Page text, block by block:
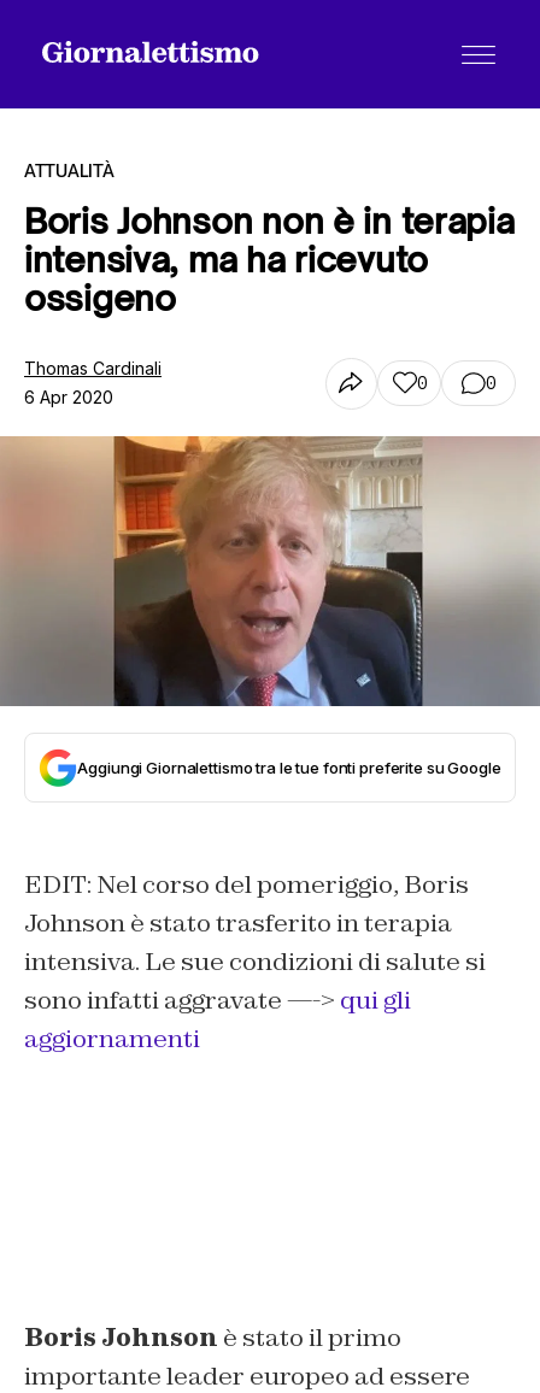
Tutti gli articoli
Chi siamo
ATTUALITÀ
Boris Johnson non è in terapia
intensiva, ma ha ricevuto
ossigeno
Thomas Cardinali
6 Apr 2020
0 0
Aggiungi Giornalettismo tra le tue fonti preferite su Google
EDIT: Nel corso del pomeriggio, Boris
Johnson è stato trasferito in terapia
intensiva. Le sue condizioni di salute si
sono infatti aggravate —-> qui gli
aggiornamenti
Boris Johnson è stato il primo
importante leader europeo ad essere